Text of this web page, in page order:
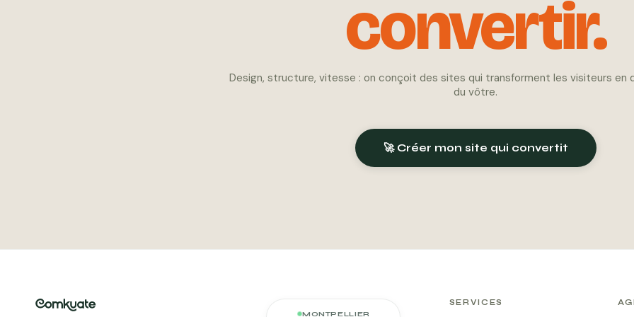
convertir.
Design, structure, vitesse : on conçoit des sites qui transforment les visiteurs en
du vôtre.
🚀 Créer mon site qui convertit
MONTPELLIER
SERVICES